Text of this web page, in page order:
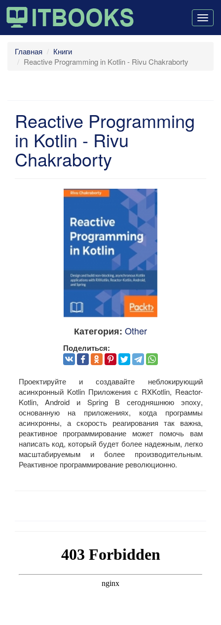
Главная
Книги
Reactive Programming in Kotlin - Rivu Chakraborty
Reactive Programming
in Kotlin - Rivu
Chakraborty
Категория: Other
Поделиться:
Проектируйте и создавайте неблокирующий
асинхронный Kotlin Приложения с RXKotlin, Reactor-
Kotlin, Android и Spring В сегодняшнюю эпоху,
основанную на приложениях, когда программы
асинхронны, а скорость реагирования так важна,
реактивное программирование может помочь вам
написать код, который будет более надежным, легко
масштабируемым и более производительным.
Реактивное программирование революционно.